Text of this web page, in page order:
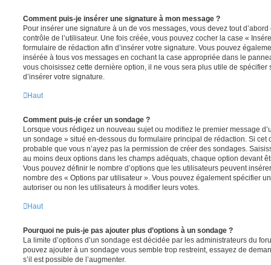
Comment puis-je insérer une signature à mon message ?
Pour insérer une signature à un de vos messages, vous devez tout
contrôle de l’utilisateur. Une fois créée, vous pouvez cocher la case «
formulaire de rédaction afin d’insérer votre signature. Vous pouvez
insérée à tous vos messages en cochant la case appropriée dans le
vous choisissez cette dernière option, il ne vous sera plus utile de
d’insérer votre signature.
Haut
Comment puis-je créer un sondage ?
Lorsque vous rédigez un nouveau sujet ou modifiez le premier message
un sondage » situé en-dessous du formulaire principal de rédaction. Si cet
probable que vous n’ayez pas la permission de créer des sondages.
au moins deux options dans les champs adéquats, chaque option devant
Vous pouvez définir le nombre d’options que les utilisateurs peuvent
nombre des « Options par utilisateur ». Vous pouvez également spécifier
autoriser ou non les utilisateurs à modifier leurs votes.
Haut
Pourquoi ne puis-je pas ajouter plus d’options à un sondage ?
La limite d’options d’un sondage est décidée par les administrateurs du
pouvez ajouter à un sondage vous semble trop restreint, essayez de
s’il est possible de l’augmenter.